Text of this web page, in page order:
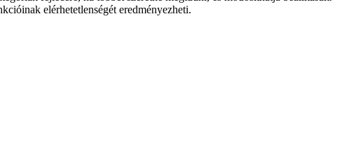
elérhetetlenségét eredményezheti.